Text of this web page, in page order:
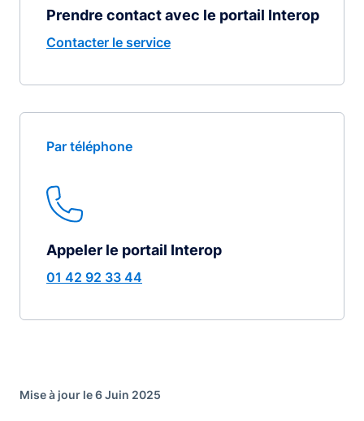
Prendre contact avec le portail Interop
Contacter le service
Par téléphone
Appeler le portail Interop
01 42 92 33 44
Mise à jour le 6 Juin 2025